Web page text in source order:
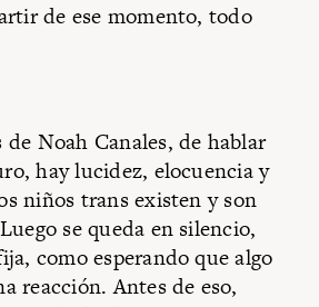
de ese momento, todo
de Noah Canales, de hablar
hay lucidez, elocuencia y
niños trans existen y son
se queda en silencio,
como esperando que algo
reacción. Antes de eso,